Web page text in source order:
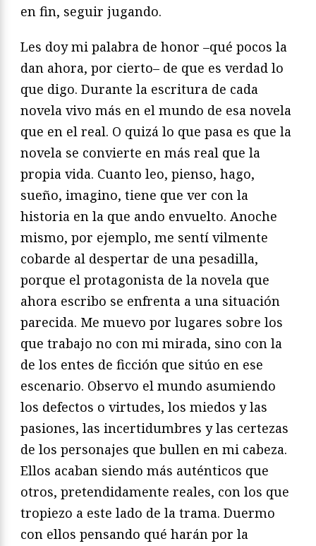
en fin, seguir jugando.
Les doy mi palabra de honor –qué pocos la
dan ahora, por cierto– de que es verdad lo
que digo. Durante la escritura de cada
novela vivo más en el mundo de esa novela
que en el real. O quizá lo que pasa es que la
novela se convierte en más real que la
propia vida. Cuanto leo, pienso, hago,
sueño, imagino, tiene que ver con la
historia en la que ando envuelto. Anoche
mismo, por ejemplo, me sentí vilmente
cobarde al despertar de una pesadilla,
porque el protagonista de la novela que
ahora escribo se enfrenta a una situación
parecida. Me muevo por lugares sobre los
que trabajo no con mi mirada, sino con la
de los entes de ficción que sitúo en ese
escenario. Observo el mundo asumiendo
los defectos o virtudes, los miedos y las
pasiones, las incertidumbres y las certezas
de los personajes que bullen en mi cabeza.
Ellos acaban siendo más auténticos que
otros, pretendidamente reales, con los que
tropiezo a este lado de la trama. Duermo
con ellos pensando qué harán por la